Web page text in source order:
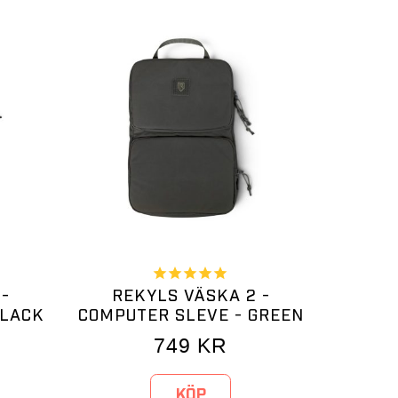
REKYLS VÄSKA 2 -
COMPUTER SLEVE - GREEN
749 KR